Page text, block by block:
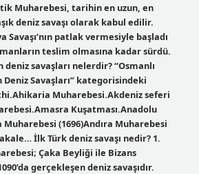
Muharebesi, tarihin en uzun, en
deniz savaşı olarak kabul edilir.
Savaşı’nın patlak vermesiyle başladı
teslim olmasına kadar sürdü.
deniz savaşları nelerdir? “Osmanlı
Savaşları” kategorisindeki
Muharebesi.Akdeniz seferi
Kuşatması.Anadolu
(1696)Andıra Muharebesi
İlk Türk deniz savaşı nedir? 1.
Çaka Beyliği ile Bizans
gerçekleşen deniz savaşıdır.